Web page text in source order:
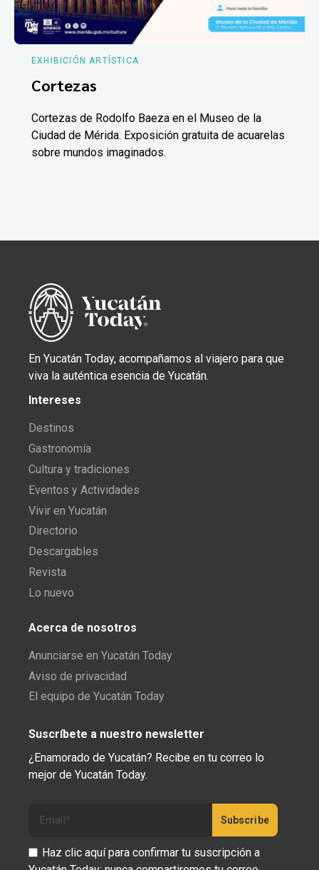
EXHIBICIÓN ARTÍSTICA
Cortezas
Cortezas de Rodolfo Baeza en el Museo de la
Ciudad de Mérida. Exposición gratuita de acuarelas
sobre mundos imaginados.
En Yucatán Today, acompañamos al viajero para que
viva la auténtica esencia de Yucatán.
Intereses
Destinos
Gastronomía
Cultura y tradiciones
Eventos y Actividades
Vivir en Yucatán
Directorio
Descargables
Revista
Lo nuevo
Acerca de nosotros
Anunciarse en Yucatán Today
Aviso de privacidad
El equipo de Yucatán Today
Suscríbete a nuestro newsletter
¿Enamorado de Yucatán? Recibe en tu correo lo
mejor de Yucatán Today.
Haz clic aquí para confirmar tu suscripción a